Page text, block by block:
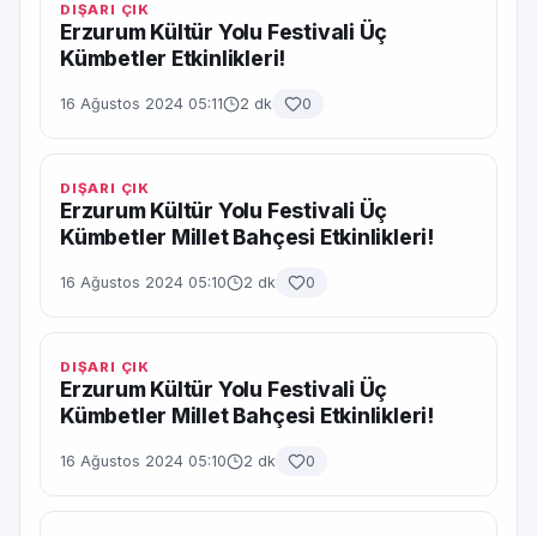
DIŞARI ÇIK
Erzurum Kültür Yolu Festivali Üç
Kümbetler Etkinlikleri!
16 Ağustos 2024 05:11 2 dk 0
DIŞARI ÇIK
Erzurum Kültür Yolu Festivali Üç
Kümbetler Millet Bahçesi Etkinlikleri!
16 Ağustos 2024 05:10 2 dk 0
DIŞARI ÇIK
Erzurum Kültür Yolu Festivali Üç
Kümbetler Millet Bahçesi Etkinlikleri!
16 Ağustos 2024 05:10 2 dk 0